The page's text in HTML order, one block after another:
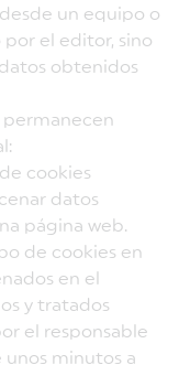
un equipo o
el editor, sino
obtenidos
cookies
datos
página web.
de cookies en
en el
y tratados
el responsable
unos minutos a